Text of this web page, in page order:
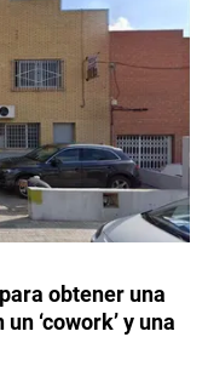
obtener una
‘cowork’ y una